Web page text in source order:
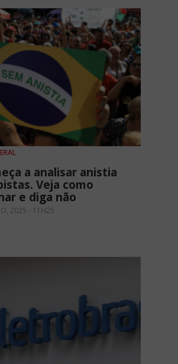
a analisar anistia
Veja como
e diga não
2025 - 11H25